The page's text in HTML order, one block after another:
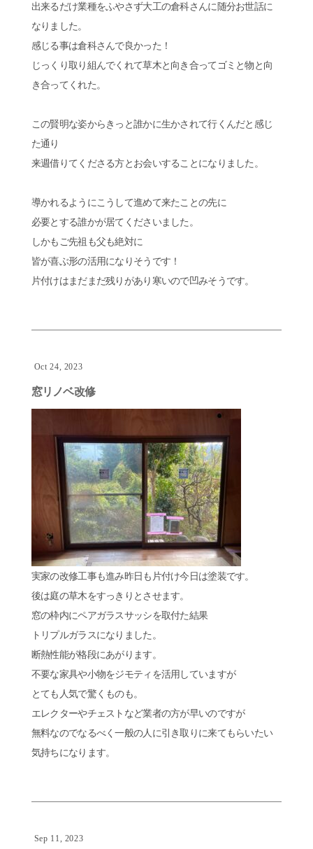
出来るだけ業種をふやさず大工の倉科さんに随分お世話に
なりました。
感じる事は倉科さんで良かった！
じっくり取り組んでくれて草木と向き合ってゴミと物と向
き合ってくれた。
この賢明な姿からきっと誰かに生かされて行くんだと感じ
た通り
来週借りてくださる方とお会いすることになりました。
導かれるようにこうして進めて来たことの先に
必要とする誰かが居てくださいました。
しかもご先祖も父も絶対に
皆が喜ぶ形の活用になりそうです！
片付けはまだまだ残りがあり寒いので凹みそうです。
Oct 24, 2023
窓リノベ改修
実家の改修工事も進み昨日も片付け今日は塗装です。
後は庭の草木をすっきりとさせます。
窓の枠内にペアガラスサッシを取付た結果
トリプルガラスになりました。
断熱性能が格段にあがります。
不要な家具や小物をジモティを活用していますが
とても人気で驚くものも。
エレクターやチェストなど業者の方が早いのですが
無料なのでなるべく一般の人に引き取りに来てもらいたい
気持ちになります。
Sep 11, 2023